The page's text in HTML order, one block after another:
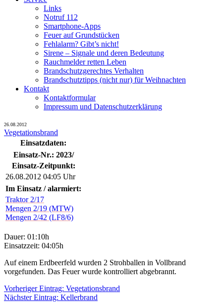
Links
Notruf 112
Smartphone-Apps
Feuer auf Grundstücken
Fehlalarm? Gibt’s nicht!
Sirene – Signale und deren Bedeutung
Rauchmelder retten Leben
Brandschutzgerechtes Verhalten
Brandschutztipps (nicht nur) für Weihnachten
Kontakt
Kontaktformular
Impressum und Datenschutzerklärung
26.08.2012
Vegetationsbrand
Einsatzdaten:
Einsatz-Nr.: 2023/
Einsatz-Zeitpunkt:
26.08.2012 04:05 Uhr
Im Einsatz / alarmiert:
Traktor 2/17
Mengen 2/19 (MTW)
Mengen 2/42 (LF8/6)
Dauer: 01:10h
Einsatzzeit: 04:05h
Auf einem Erdbeerfeld wurden 2 Strohballen in Vollbrand
vorgefunden. Das Feuer wurde kontrolliert abgebrannt.
Beitragsnavigation
Vorheriger Eintrag: Vorheriger
Eintrag:
Vegetationsbrand
Nächster Eintrag: Nächster
Kellerbrand